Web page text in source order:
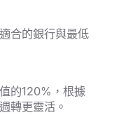
合的銀行與最低
的120%，根據
轉更靈活。